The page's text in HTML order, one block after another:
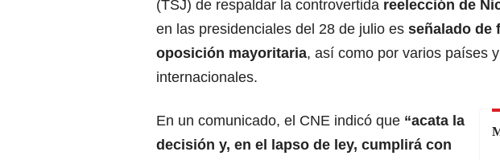
(TSJ) de respaldar la controvertida reelección de
en las presidenciales del 28 de julio es señalado de
oposición mayoritaria, así como por varios países
internacionales.
En un comunicado, el CNE indicó que “acata la
decisión y, en el lapso de ley, cumplirá con